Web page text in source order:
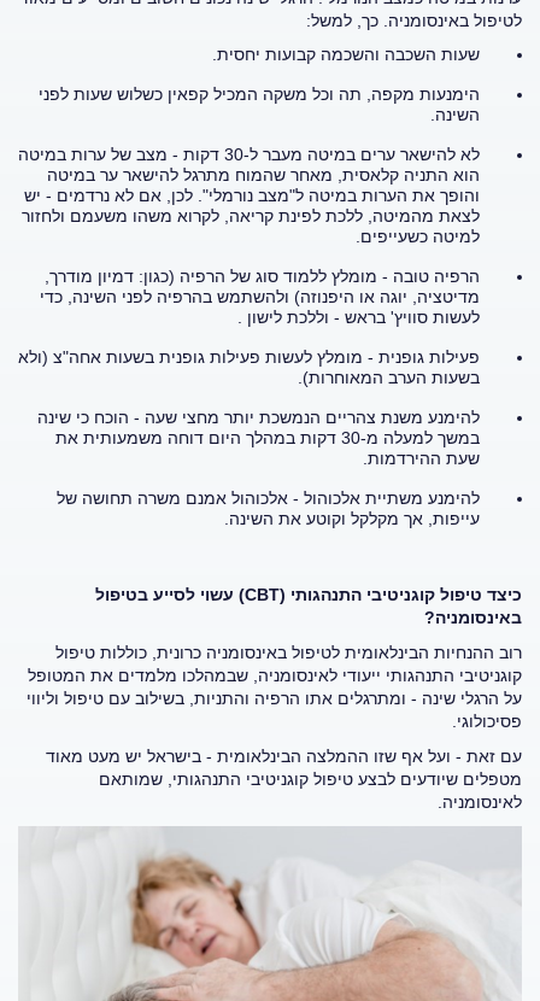
לטיפול באינסומניה. כך, למשל:
שעות השכבה והשכמה קבועות יחסית.
הימנעות מקפה, תה וכל משקה המכיל קפאין כשלוש שעות לפני
השינה.
לא להישאר ערים במיטה מעבר ל-30 דקות - מצב של ערות במיטה
הוא התניה קלאסית, מאחר שהמוח מתרגל להישאר ער במיטה
והופך את הערות במיטה ל"מצב נורמלי". לכן, אם לא נרדמים - יש
לצאת מהמיטה, ללכת לפינת קריאה, לקרוא משהו משעמם ולחזור
למיטה כשעייפים.
הרפיה טובה - מומלץ ללמוד סוג של הרפיה (כגון: דמיון מודרך,
מדיטציה, יוגה או היפנוזה) ולהשתמש בהרפיה לפני השינה, כדי
לעשות סוויץ' בראש - וללכת לישון .
פעילות גופנית - מומלץ לעשות פעילות גופנית בשעות אחה"צ (ולא
בשעות הערב המאוחרות).
להימנע משנת צהריים הנמשכת יותר מחצי שעה - הוכח כי שינה
במשך למעלה מ-30 דקות במהלך היום דוחה משמעותית את
שעת ההירדמות.
להימנע משתיית אלכוהול - אלכוהול אמנם משרה תחושה של
עייפות, אך מקלקל וקוטע את השינה.
כיצד טיפול קוגניטיבי התנהגותי (CBT) עשוי לסייע בטיפול
באינסומניה?
רוב ההנחיות הבינלאומית לטיפול באינסומניה כרונית, כוללות טיפול
קוגניטיבי התנהגותי ייעודי לאינסומניה, שבמהלכו מלמדים את המטופל
על הרגלי שינה - ומתרגלים אתו הרפיה והתניות, בשילוב עם טיפול וליווי
פסיכולוגי.
עם זאת - ועל אף שזו ההמלצה הבינלאומית - בישראל יש מעט מאוד
מטפלים שיודעים לבצע טיפול קוגניטיבי התנהגותי, שמותאם
לאינסומניה.